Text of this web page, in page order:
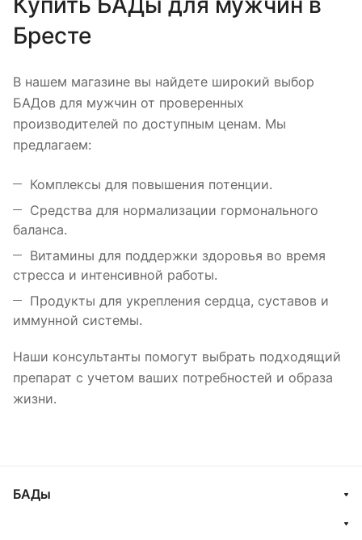
Бресте
В нашем магазине вы найдете широкий выбор
БАДов для мужчин от проверенных
производителей по доступным ценам. Мы
предлагаем:
Комплексы для повышения потенции.
Средства для нормализации гормонального
баланса.
Витамины для поддержки здоровья во время
стресса и интенсивной работы.
Продукты для укрепления сердца, суставов и
иммунной системы.
Наши консультанты помогут выбрать подходящий
препарат с учетом ваших потребностей и образа
жизни.
БАДы